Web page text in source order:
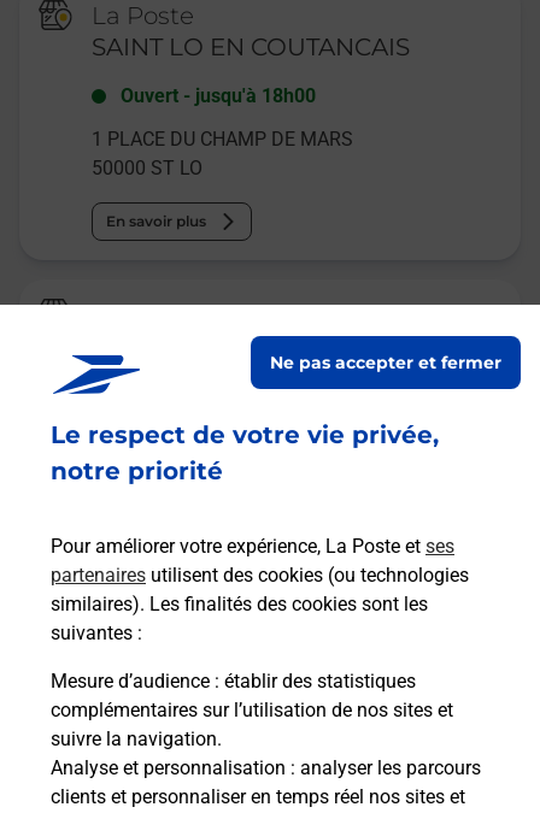
Le respect de votre vie privée,
notre priorité
Pour améliorer votre expérience, La Poste et ses
partenaires utilisent des cookies (ou technologies
similaires). Les finalités des cookies sont les
suivantes :
Mesure d’audience : établir des statistiques
complémentaires sur l’utilisation de nos sites et
suivre la navigation.
Analyse et personnalisation : analyser les parcours
clients et personnaliser en temps réel nos sites et
Ne pas accepter et fermer
La Poste
SAINT LO EN COUTANCAIS
Ouvert - jusqu'à 18h00
1 PLACE DU CHAMP DE MARS
50000 ST LO
En savoir plus
Relais Pickup
BISTRO SAINT LOIS
jusqu'à 19h30
14 RUE MARECHAL LECLERC
50000 ST LO
Malin !
La Poste
en ligne
Ouvert 24h/24
En savoir plus